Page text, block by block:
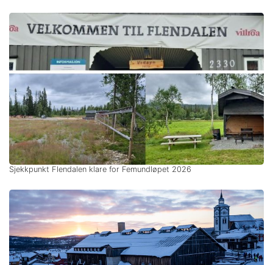
Sjekkpunkt Flendalen klare for Femundløpet 2026